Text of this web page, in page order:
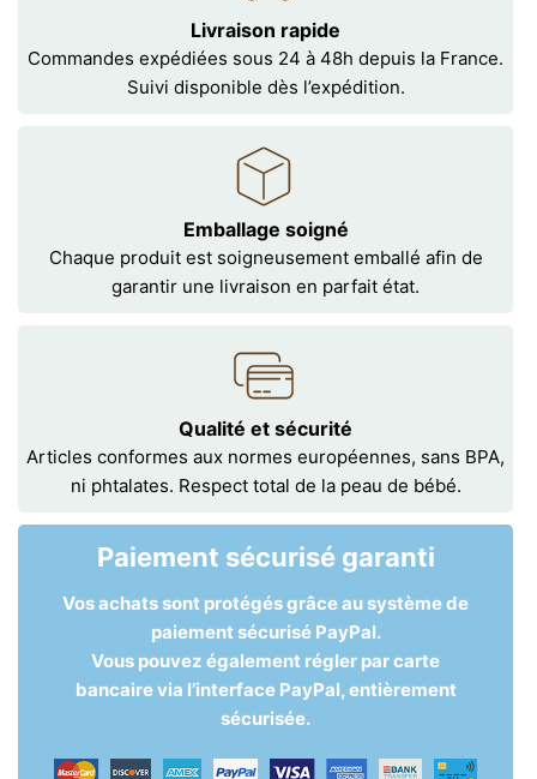
Livraison rapide
Commandes expédiées sous 24 à 48h depuis la France.
Suivi disponible dès l’expédition.
Emballage soigné
Chaque produit est soigneusement emballé afin de
garantir une livraison en parfait état.
Qualité et sécurité
Articles conformes aux normes européennes, sans BPA,
ni phtalates. Respect total de la peau de bébé.
Paiement sécurisé garanti
Vos achats sont protégés grâce au système de
paiement sécurisé PayPal.
Vous pouvez également régler par carte
bancaire via l’interface PayPal, entièrement
sécurisée.